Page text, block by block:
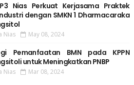
Nias Perkuat Kerjasama Praktek
dengan SMKN 1 Dharmacaraka
Nias May 08, 2024
Pemanfaatan BMN pada KPPN
untuk Meningkatkan PNBP
Nias Mar 08, 2024